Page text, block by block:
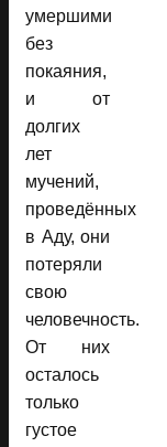
умершими
без
покаяния,
и от
долгих
лет
мучений,
проведённых
в Аду, они
потеряли
свою
человечность.
От них
осталось
только
густое